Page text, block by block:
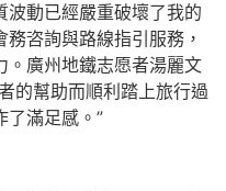
波動已經嚴重破壞了我的
咨詢與路線指引服務，
。廣州地鐵志愿者湯麗文
的幫助而順利踏上旅行過
了滿足感。”